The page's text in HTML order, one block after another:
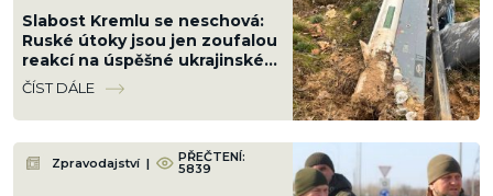
Slabost Kremlu se neschová:
Ruské útoky jsou jen zoufalou
reakcí na úspěšné ukrajinské
údery v zázemí
ČÍST DÁLE
Zpravodajství | PŘEČTENÍ:
5839